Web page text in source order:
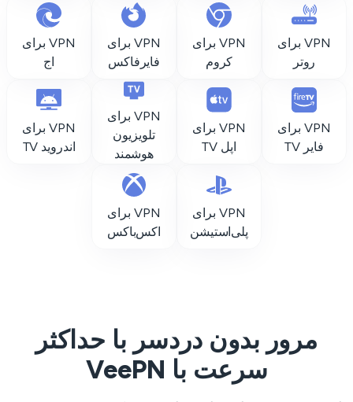
VPN برای
روتر
VPN برای
کروم
VPN برای
فایرفاکس
VPN برای
اج
VPN برای
فایر TV
VPN برای
اپل TV
VPN برای
تلویزیون
هوشمند
VPN برای
اندروید TV
VPN برای
پلی‌استیشن
VPN برای
اکس‌باکس
مرور بدون دردسر با حداکثر
سرعت با VeePN